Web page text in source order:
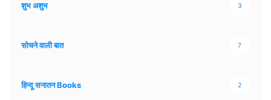
शुभ अशुभ 3
सोचने वाली बात 7
हिन्दू सनातन Books 2